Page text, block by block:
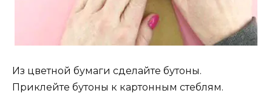
Из цветной бумаги сделайте бутоны.
Приклейте бутоны к картонным стеблям.